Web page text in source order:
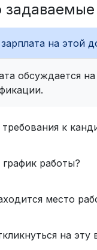
на этой
обсуждается
к
график работы?
место
на эту